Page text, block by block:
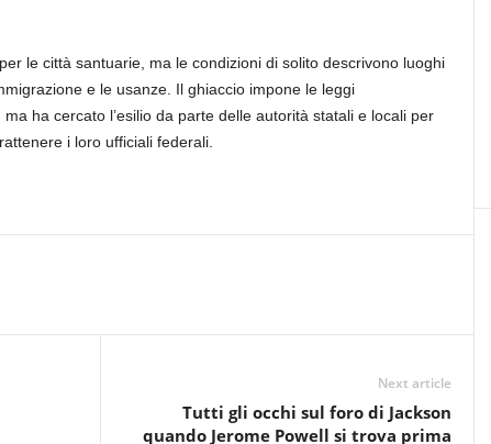
le città santuarie, ma le condizioni di solito descrivono luoghi
e le usanze. Il ghiaccio impone le leggi
ha cercato l’esilio da parte delle autorità statali e locali per
i loro ufficiali federali.
Next article
Tutti gli occhi sul foro di Jackson
quando Jerome Powell si trova prima